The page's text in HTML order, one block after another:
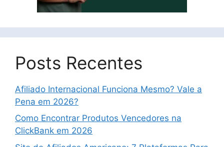
Posts Recentes
Afiliado Internacional Funciona Mesmo? Vale a
Pena em 2026?
Como Encontrar Produtos Vencedores na
ClickBank em 2026